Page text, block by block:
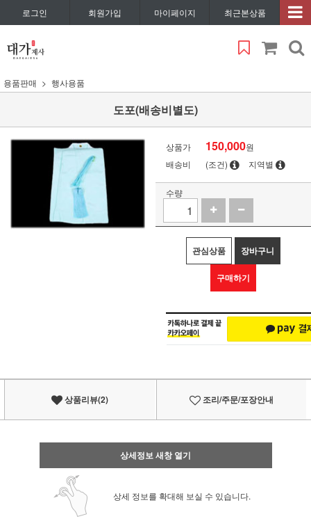
로그인 회원가입 마이페이지 최근본상품
용품판매 행사용품
도포(배송비별도)
상품가 150,000원
배송비
(조건) 지역별
수량
관심상품 장바구니
구매하기
상품리뷰(2) 조리/주문/포장안내
상세정보 새창 열기
상세 정보를 확대해 보실 수 있습니다.